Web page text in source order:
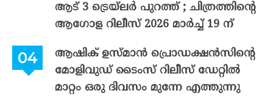
ആട് 3 ട്രെയ്‌ലർ പുറത്ത് ; ചിത്രത്തിന്റെ
ആഗോള റിലീസ് 2026 മാർച്ച് 19 ന്
ആഷിക് ഉസ്മാൻ പ്രൊഡക്ഷൻസിന്റെ
മോളിവുഡ് ടൈംസ് റിലീസ് ഡേറ്റിൽ
മാറ്റം ഒരു ദിവസം മുന്നേ എത്തുന്നു